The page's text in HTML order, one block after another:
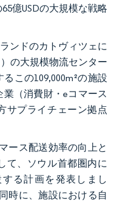
億USDの大規模な戦略
ンドのカトヴィツェに
の大規模物流センター
この109,000m²の施設
（消費財・eコマース
サプライチェーン拠点
ース配送効率の向上と
て、ソウル首都圏内に
る計画を発表しまし
時に、施設における自